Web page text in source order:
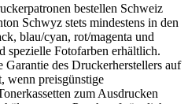
bestellen Schweiz
Schwyz stets mindestens in den
blau/cyan, rot/magenta und
spezielle Fotofarben erhältlich.
Garantie des Druckerherstellers auf
wenn preisgünstige
zum Ausdrucken